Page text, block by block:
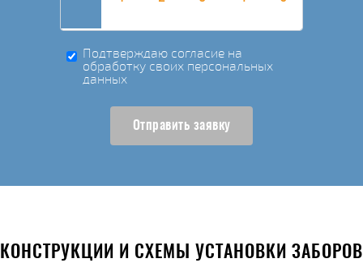
Подтверждаю согласие на
обработку своих персональных
данных
Отправить заявку
КОНСТРУКЦИИ И СХЕМЫ УСТАНОВКИ ЗАБОРОВ